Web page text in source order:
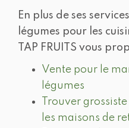
En plus de ses
légumes pour les
TAP FRUITS vous
Vente pour le
légumes
Trouver
les maisons de